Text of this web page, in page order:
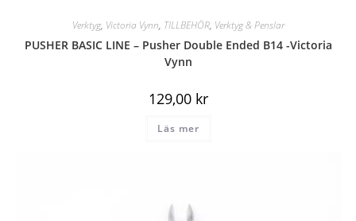
Verktyg, Victoria Vynn, TILLBEHÖR, Verktyg & Penslar
PUSHER BASIC LINE – Pusher Double Ended B14 -Victoria
Vynn
129,00 kr
Läs mer